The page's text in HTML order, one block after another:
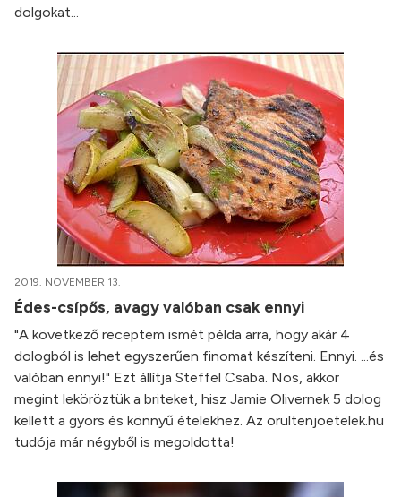
dolgokat...
2019. NOVEMBER 13.
Édes-csípős, avagy valóban csak ennyi
"A következő receptem ismét példa arra, hogy akár 4
dologból is lehet egyszerűen finomat készíteni. Ennyi. ...és
valóban ennyi!" Ezt állítja Steffel Csaba. Nos, akkor
megint leköröztük a briteket, hisz Jamie Olivernek 5 dolog
kellett a gyors és könnyű ételekhez. Az orultenjoetelek.hu
tudója már négyből is megoldotta!